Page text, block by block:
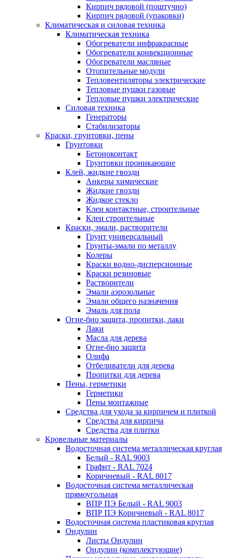
Кирпич рядовой (поштучно)
Кирпич рядовой (упаковки)
Климатическая и силовая техника
Климатическая техника
Обогреватели инфракрасные
Обогреватели конвекционные
Обогреватели масляные
Отопительные модули
Тепловентиляторы электрические
Тепловые пушки газовые
Тепловые пушки электрические
Силовая техника
Генераторы
Стабилизаторы
Краски, грунтовки, пены
Грунтовки
Бетоноконтакт
Грунтовки проникающие
Клей, жидкие гвозди
Анкеры химические
Жидкие гвозди
Жидкое стекло
Клеи контактные, строительные
Клеи строительные
Краски, эмали, растворители
Грунт универсальный
Грунты-эмали по металлу
Колеры
Краски водно-дисперсионные
Краски резиновые
Растворители
Эмали аэрозольные
Эмали общего назначения
Эмаль для пола
Огне-био защита, пропитки, лаки
Лаки
Масла для дерева
Огне-био защита
Олифа
Отбеливатели для дерева
Пропитки для дерева
Пены, герметики
Герметики
Пены монтажные
Средства для ухода за кирпичем и плиткой
Средства для кирпича
Средства для плитки
Кровельные материалы
Водосточная система металлическая круглая
Белый - RAL 9003
Графит - RAL 7024
Коричневый - RAL 8017
Водосточная система металлическая
прямоугольная
ВПР ПЭ Белый - RAL 9003
ВПР ПЭ Коричневый - RAL 8017
Водосточная система пластиковая круглая
Ондулин
Листы Ондулин
Ондулин (комплектующие)